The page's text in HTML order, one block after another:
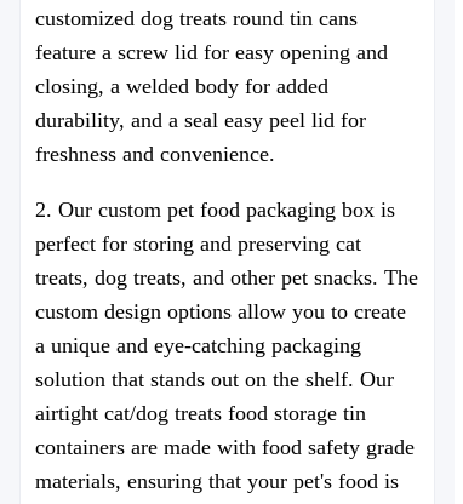
customized dog treats round tin cans
feature a screw lid for easy opening and
closing, a welded body for added
durability, and a seal easy peel lid for
freshness and convenience.
2. Our custom pet food packaging box is
perfect for storing and preserving cat
treats, dog treats, and other pet snacks. The
custom design options allow you to create
a unique and eye-catching packaging
solution that stands out on the shelf. Our
airtight cat/dog treats food storage tin
containers are made with food safety grade
materials, ensuring that your pet's food is